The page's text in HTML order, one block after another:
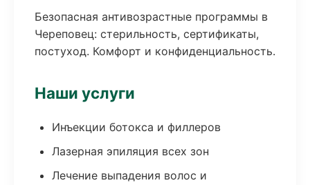
Безопасная антивозрастные программы в
Череповец: стерильность, сертификаты,
постуход. Комфорт и конфиденциальность.
Наши услуги
Инъекции ботокса и филлеров
Лазерная эпиляция всех зон
Лечение выпадения волос и